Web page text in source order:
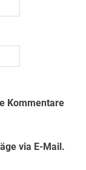
Kommentare
via E-Mail.